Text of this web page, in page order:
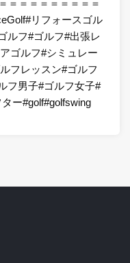
＝＝＝＝＝＝＝＝＝
リフォースゴル
ルフ#ゴルフ#出張レ
ゴルフ#シミュレー
フレッスン#ゴルフ
フ男子#ゴルフ女子#
ー#golf#golfswing